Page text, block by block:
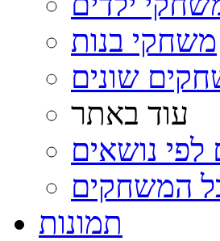
משחקי בנות
שונים
עוד באתר
נושאים
המשחקים
תמונות